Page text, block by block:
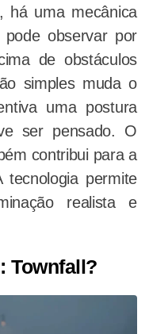
há uma mecânica
pode observar por
de obstáculos
simples muda o
uma postura
ser pensado. O
contribui para a
tecnologia permite
realista e
Townfall?